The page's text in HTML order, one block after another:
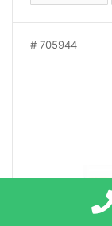
705944